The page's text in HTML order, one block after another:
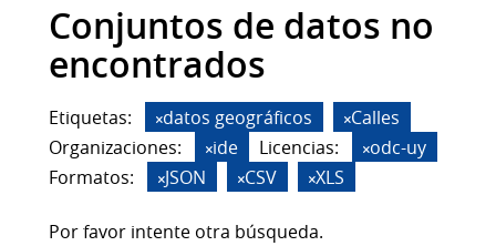
Conjuntos de datos no
encontrados
Etiquetas: datos geográficos
Calles
Organizaciones:
ide Licencias:
odc-uy
Formatos:
JSON CSV XLS
Por favor intente otra búsqueda.